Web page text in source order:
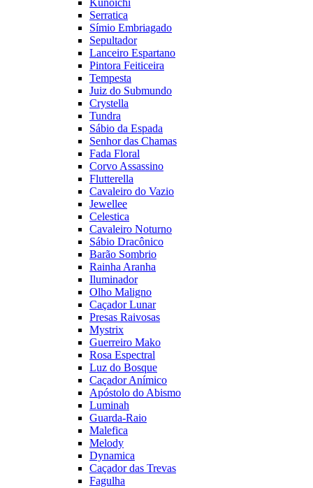
Kunoichi
Serratica
Símio Embriagado
Sepultador
Lanceiro Espartano
Pintora Feiticeira
Tempesta
Juiz do Submundo
Crystella
Tundra
Sábio da Espada
Senhor das Chamas
Fada Floral
Corvo Assassino
Flutterella
Cavaleiro do Vazio
Jewellee
Celestica
Cavaleiro Noturno
Sábio Dracônico
Barão Sombrio
Rainha Aranha
Iluminador
Olho Maligno
Caçador Lunar
Presas Raivosas
Mystrix
Guerreiro Mako
Rosa Espectral
Luz do Bosque
Caçador Anímico
Apóstolo do Abismo
Luminah
Guarda-Raio
Malefica
Melody
Dynamica
Caçador das Trevas
Fagulha